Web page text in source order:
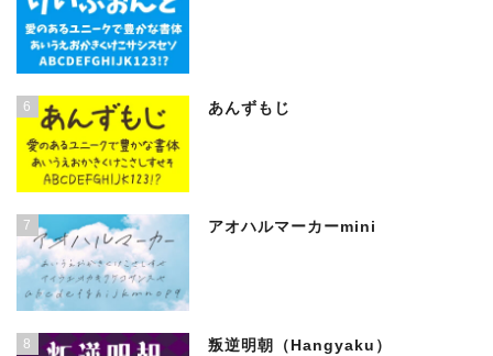
6 あんずもじ
7 アオハルマーカーmini
8 叛逆明朝（Hangyaku）